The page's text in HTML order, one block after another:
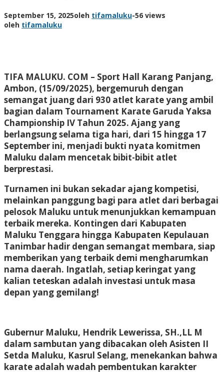
September 15, 2025oleh tifamaluku-56 views
oleh tifamaluku
TIFA MALUKU. COM – Sport Hall Karang Panjang,
Ambon, (15/09/2025), bergemuruh dengan
semangat juang dari 930 atlet karate yang ambil
bagian dalam Tournament Karate Garuda Yaksa
Championship IV Tahun 2025. Ajang yang
berlangsung selama tiga hari, dari 15 hingga 17
September ini, menjadi bukti nyata komitmen
Maluku dalam mencetak bibit-bibit atlet
berprestasi.
Turnamen ini bukan sekadar ajang kompetisi,
melainkan panggung bagi para atlet dari berbagai
pelosok Maluku untuk menunjukkan kemampuan
terbaik mereka. Kontingen dari Kabupaten
Maluku Tenggara hingga Kabupaten Kepulauan
Tanimbar hadir dengan semangat membara, siap
memberikan yang terbaik demi mengharumkan
nama daerah. Ingatlah, setiap keringat yang
kalian teteskan adalah investasi untuk masa
depan yang gemilang!
Gubernur Maluku, Hendrik Lewerissa, SH.,LL M
dalam sambutan yang dibacakan oleh Asisten II
Setda Maluku, Kasrul Selang, menekankan bahwa
karate adalah wadah pembentukan karakter